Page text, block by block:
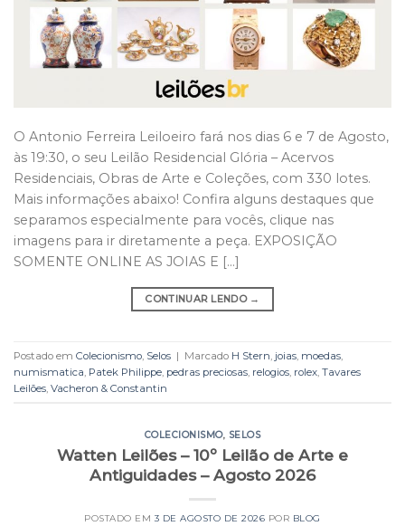
O Antonio Ferreira Leiloeiro fará nos dias 6 e 7 de Agosto,
às 19:30, o seu Leilão Residencial Glória – Acervos
Residenciais, Obras de Arte e Coleções, com 330 lotes.
Mais informações abaixo! Confira alguns destaques que
separamos especialmente para vocês, clique nas
imagens para ir diretamente a peça. EXPOSIÇÃO
SOMENTE ONLINE AS JOIAS E […]
CONTINUAR LENDO →
Postado em Colecionismo Selos | Marcado H Stern joias moedas
numismatica Patek Philippe pedras preciosas relogios rolex Tavares
Leilões Vacheron & Constantin
COLECIONISMO, SELOS
Watten Leilões – 10º Leilão de Arte e
Antiguidades – Agosto 2026
POSTADO EM 3 DE AGOSTO DE 2026 POR BLOG